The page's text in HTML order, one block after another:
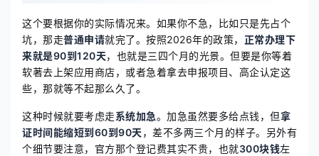
这个要根据你的实际情况来。如果你不急，比如只是先占个
坑，那走普通申请就完了。按照2026年的政策， 正常办理下
来就是90到120天，也就是三四个月的光景。但要是你等着
软著去上架应用商店，或者急着拿去申报项目、高企认定这
些，那就等不起那么久了。
这种时候就要考虑走系统加急。加急虽然要多给点钱，但拿
证时间能缩短到60到90天，差不多两三个月的样子。另外有
个细节要注意，官方那个登记费其实不贵，也就300块钱左